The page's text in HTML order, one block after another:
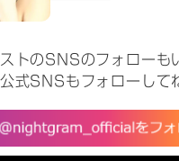
トのSNSのフォローも
公式SNSもフォローして